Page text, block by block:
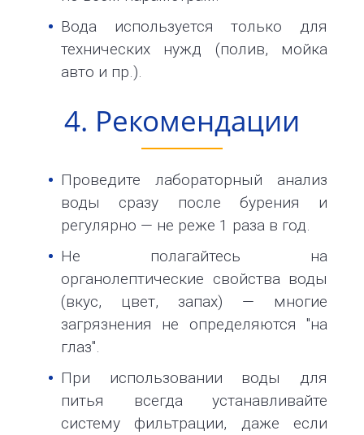
Вода используется только для
технических нужд (полив, мойка
авто и пр.).
4. Рекомендации
Проведите лабораторный анализ
воды сразу после бурения и
регулярно — не реже 1 раза в год.
Не полагайтесь на
органолептические свойства воды
(вкус, цвет, запах) — многие
загрязнения не определяются "на
глаз".
При использовании воды для
питья всегда устанавливайте
систему фильтрации, даже если